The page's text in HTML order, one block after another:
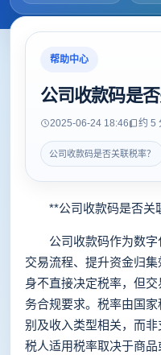
帮助中心
公司收款码是否
2025-06-24 18:46 约 5
公司收款码是否关联税率？
**公司收款码是否关
公司收款码作为数字
交易流程、提升资金归
身不直接决定税率，但
务合规要求。税率由国
别及收入类型相关，而
税人适用税率取决于商品